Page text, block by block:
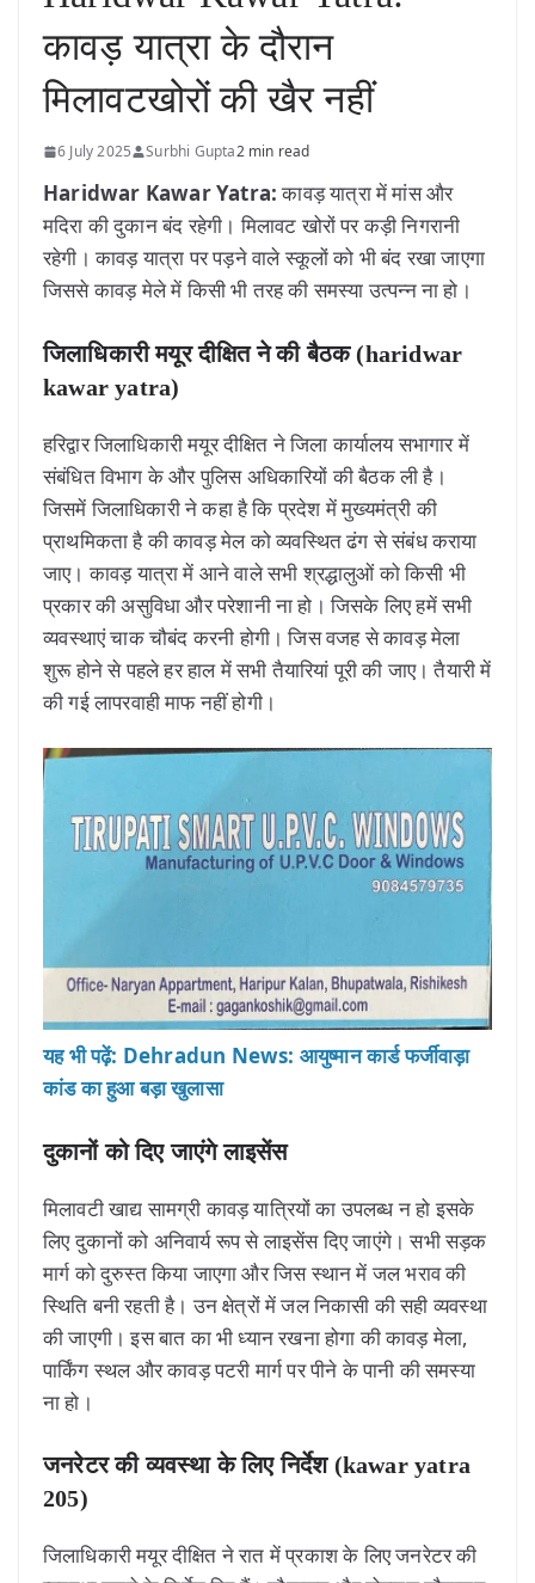
कावड़ यात्रा के दौरान
मिलावटखोरों की खैर नहीं
6 July 2025 Surbhi Gupta2 min read
Haridwar Kawar Yatra:कावड़ यात्रा में मांस और
मदिरा की दुकान बंद रहेगी। मिलावट खोरों पर कड़ी निगरानी
रहेगी। कावड़ यात्रा पर पड़ने वाले स्कूलों को भी बंद रखा जाएगा
जिससे कावड़ मेले में किसी भी तरह की समस्या उत्पन्न ना हो।
जिलाधिकारी मयूर दीक्षित ने की बैठक (haridwar
kawar yatra)
हरिद्वार जिलाधिकारी मयूर दीक्षित ने जिला कार्यालय सभागार में
संबंधित विभाग के और पुलिस अधिकारियों की बैठक ली है।
जिसमें जिलाधिकारी ने कहा है कि प्रदेश में मुख्यमंत्री की
प्राथमिकता है की कावड़ मेल को व्यवस्थित ढंग से संबंध कराया
जाए। कावड़ यात्रा में आने वाले सभी श्रद्धालुओं को किसी भी
प्रकार की असुविधा और परेशानी ना हो। जिसके लिए हमें सभी
व्यवस्थाएं चाक चौबंद करनी होगी। जिस वजह से कावड़ मेला
शुरू होने से पहले हर हाल में सभी तैयारियां पूरी की जाए। तैयारी में
की गई लापरवाही माफ नहीं होगी।
यह भी पढ़ें: Dehradun News: आयुष्मान कार्ड फर्जीवाड़ा
कांड का हुआ बड़ा खुलासा
दुकानों को दिए जाएंगे लाइसेंस
मिलावटी खाद्य सामग्री कावड़ यात्रियों का उपलब्ध न हो इसके
लिए दुकानों को अनिवार्य रूप से लाइसेंस दिए जाएंगे। सभी सड़क
मार्ग को दुरुस्त किया जाएगा और जिस स्थान में जल भराव की
स्थिति बनी रहती है। उन क्षेत्रों में जल निकासी की सही व्यवस्था
की जाएगी। इस बात का भी ध्यान रखना होगा की कावड़ मेला,
पार्किंग स्थल और कावड़ पटरी मार्ग पर पीने के पानी की समस्या
ना हो।
जनरेटर की व्यवस्था के लिए निर्देश (kawar yatra
205)
जिलाधिकारी मयूर दीक्षित ने रात में प्रकाश के लिए जनरेटर की